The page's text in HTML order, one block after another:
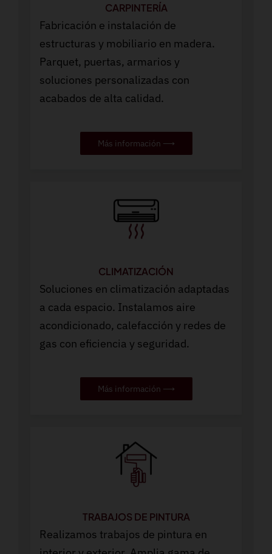
CARPINTERÍA
Fabricación e instalación de
estructuras y mobiliario en madera.
Parquet, puertas, armarios y
soluciones personalizadas con
acabados de alta calidad.
Más información ⟶
CLIMATIZACIÓN
Soluciones en climatización adaptadas
a cada espacio. Instalamos aire
acondicionado, calefacción y redes de
gas con eficiencia y seguridad.
Más información ⟶
TRABAJOS DE PINTURA
Realizamos trabajos de pintura en